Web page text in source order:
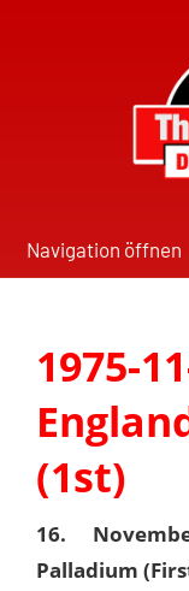
Navigation öffnen
1975-
(1st)
16.
Palladium